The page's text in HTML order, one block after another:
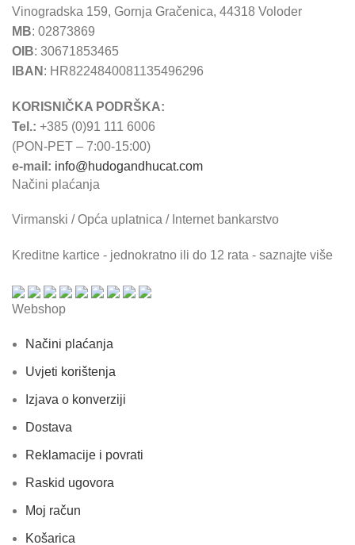
Vinogradska 159, Gornja Gračenica, 44318 Voloder
MB: 02873869
OIB: 30671853465
IBAN : HR8224840081135496296
KORISNIČKA PODRŠKA:
Tel.: +385 (0)91 111 6006
(PON-PET – 7:00-15:00)
e-mail: info@hudogandhucat.com
Načini plaćanja
Virmanski / Opća uplatnica / Internet bankarstvo
Kreditne kartice - jednokratno ili do 12 rata - saznajte više
Webshop
Načini plaćanja
Uvjeti korištenja
Izjava o konverziji
Dostava
Reklamacije i povrati
Raskid ugovora
Moj račun
Košarica